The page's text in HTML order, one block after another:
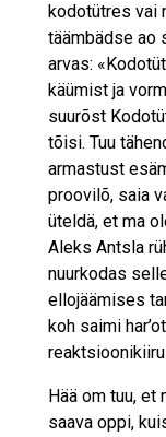
kodotütres vai
täämbädse ao
arvas:
käümist ja
suurõst
tõisi. Tuu
armastust
proovilõ, saia
üteldä, et ma
Aleks Antsla
nuurkodas
ellojäämises
koh saimi
Hää om tuu, et
saava oppi,